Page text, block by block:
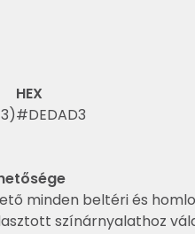
HEX
#DEDAD3
minden beltéri és
színárnyalathoz